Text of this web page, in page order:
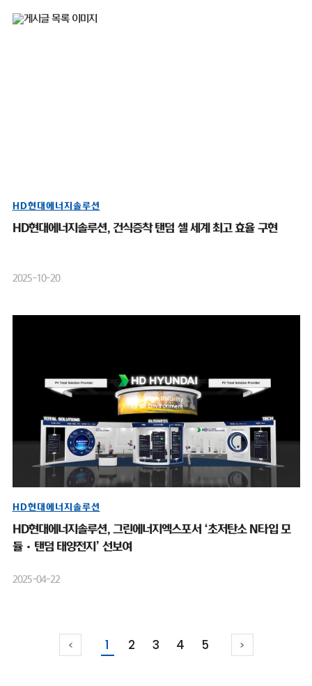
HD현대에너지솔루션
HD현대에너지솔루션, 건식증착 탠덤 셀 세계 최고 효율 구현
2025-10-20
HD현대에너지솔루션
HD현대에너지솔루션, 그린에너지엑스포서 ‘초저탄소 N타입 모
듈·탠덤 태양전지’ 선보여
2025-04-22
1 2 3 4 5